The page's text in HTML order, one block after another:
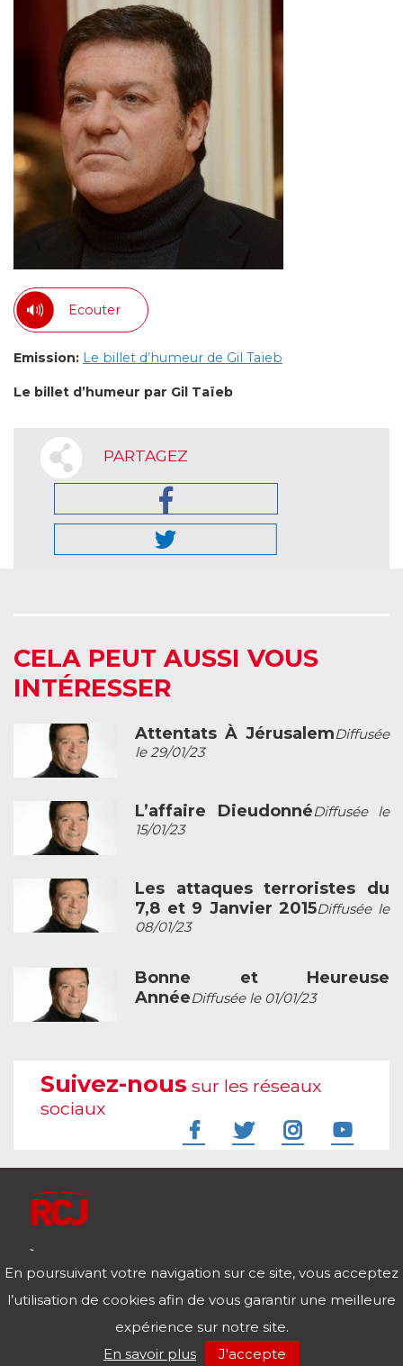
Ecouter
Emission: Le billet d’humeur de Gil Taïeb
Le billet d’humeur par Gil Taïeb
PARTAGEZ
CELA PEUT AUSSI VOUS
INTÉRESSER
Attentats À JérusalemDiffusée
le 29/01/23
L’affaire DieudonnéDiffusée le
15/01/23
Les attaques terroristes du
7,8 et 9 Janvier 2015Diffusée le
08/01/23
Bonne et Heureuse
AnnéeDiffusée le 01/01/23
Suivez-nous sur les réseaux
sociaux
Télécharger notre application pour iOs et Android
00:00
En poursuivant votre navigation sur ce site, vous acceptez
l’utilisation de cookies afin de vous garantir une meilleure
expérience sur notre site.
En savoir plus
J'accepte